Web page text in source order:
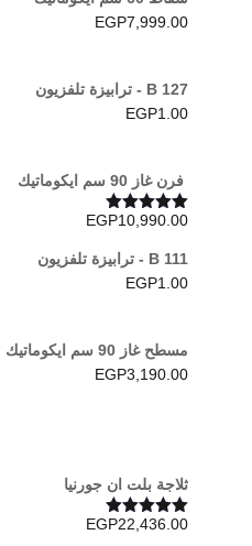
EGP7,999.00
B 127 - ترابيزة تلفزيون
EGP1.00
فرن غاز 90 سم ايكوماتيك
تم التقييم EGP10,990.00
B 111 - ترابيزة تلفزيون
EGP1.00
مسطح غاز 90 سم ايكوماتيك
EGP3,190.00
ثلاجة بلت ان جورنيا
تم التقييم EGP22,436.00